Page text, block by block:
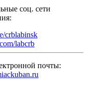
соц. сети
crblabinsk
labcrb
почты: